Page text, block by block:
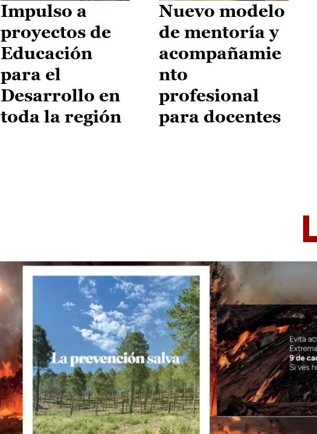
Impulso a
proyectos de
Educación
para el
Desarrollo en
toda la región
Nuevo modelo
de mentoría y
acompañamie
nto
profesional
para docentes